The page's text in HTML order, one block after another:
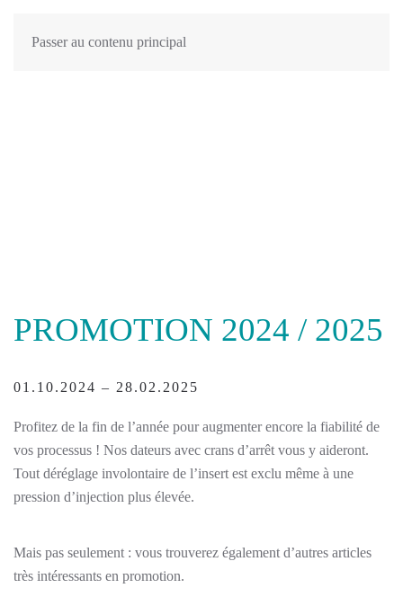
Passer au contenu principal
PROMOTION 2024 / 2025
01.10.2024 – 28.02.2025
Profitez de la fin de l’année pour augmenter encore la fiabilité de
vos processus ! Nos dateurs avec crans d’arrêt vous y aideront.
Tout déréglage involontaire de l’insert est exclu même à une
pression d’injection plus élevée.
Mais pas seulement : vous trouverez également d’autres articles
très intéressants en promotion.